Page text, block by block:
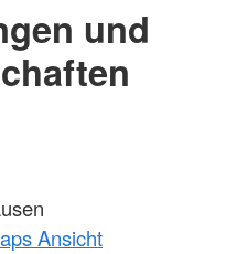
und
Ansicht